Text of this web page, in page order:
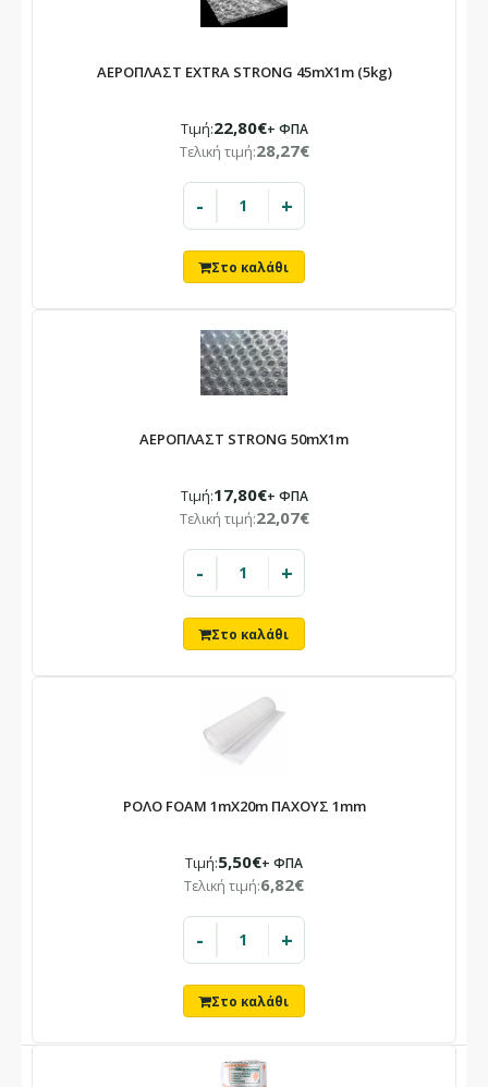
ΕΝΗΜΈΡΩΣΗ
Το κατάστημά μας θα παραμείνει
Λόγω καλοκαιρινών αδειών.
Οι παραγγελίες που θα καταχωρηθούν στο διάστημα αυτό θα
εξυπηρετηθούν με σειρά προτεραιότητας από 24/08.
ΑΕΡΟΠΛΑΣΤ EXTRA STRONG 45mX1m (5kg)
Τιμή:22,80€+ ΦΠΑ
Τελική τιμή:28,27€
- +
ΑΕΡΟΠΛΑΣΤ STRONG 50mX1m
Τιμή:17,80€+ ΦΠΑ
Τελική τιμή:22,07€
- +
ΡΟΛΟ FOAM 1mX20m ΠΑΧΟΥΣ 1mm
Τιμή:5,50€+ ΦΠΑ
Τελική τιμή:6,82€
- +